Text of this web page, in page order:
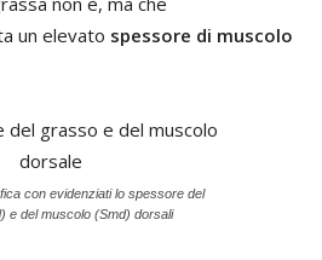
un elevato spessore di muscolo
con evidenziati lo spessore del
e del muscolo (Smd) dorsali